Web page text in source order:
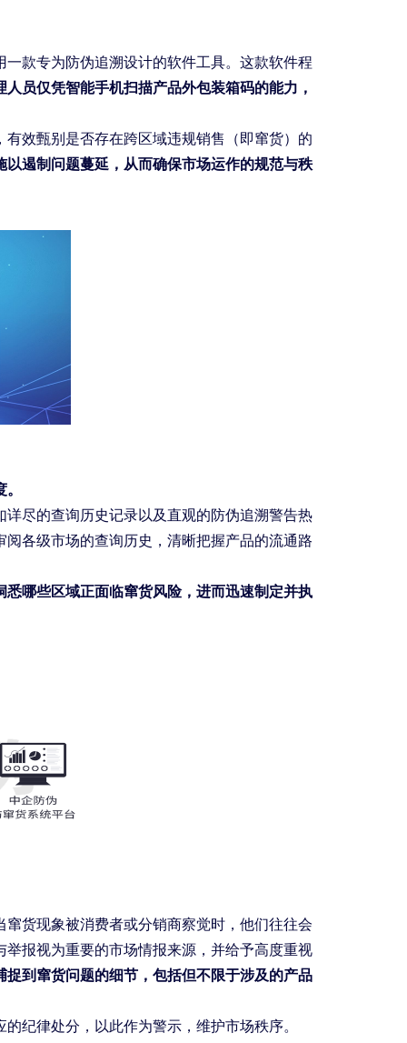
款专为防伪追溯设计的软件工具。这款软件程
人员仅凭智能手机扫描产品外包装箱码的能力，
效甄别是否存在跨区域违规销售（即窜货）的
以遏制问题蔓延，从而确保市场运作的规范与秩
尽的查询历史记录以及直观的防伪追溯警告热
各级市场的查询历史，清晰把握产品的流通路
哪些区域正面临窜货风险，进而迅速制定并执
货现象被消费者或分销商察觉时，他们往往会
报视为重要的市场情报来源，并给予高度重视
到窜货问题的细节，包括但不限于涉及的产品
纪律处分，以此作为警示，维护市场秩序。